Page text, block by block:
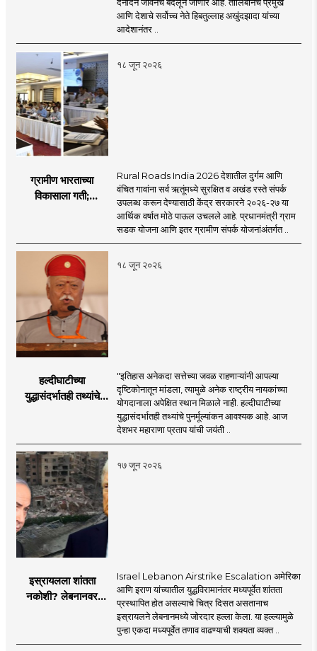
motionlessness and tradition.
be the side of the game.आणि देशाचे सर्वोच्च नेते हिबतुल्लाह अखुंदझादा यांच्या
आदेशानंतर ..
१८ जून २०२६
ग्रामीण भारताच्या
विकासाला गती;
लक्ष्य!
Rural Roads India 2026 देशातील दुर्गम आणि
वंचित गावांना सर्व ऋतूंमध्ये सुरक्षित व अखंड रस्ते संपर्क
उपलब्ध करून देण्यासाठी केंद्र सरकारने २०२६-२७ या
आर्थिक वर्षात मोठे पाऊल उचलले आहे. प्रधानमंत्री ग्राम
सडक योजना आणि इतर ग्रामीण संपर्क योजनांअंतर्गत ..
१८ जून २०२६
हल्दीघाटीच्या
युद्धासंदर्भातही तथ्यांचे
मोहनजी भागवत
"इतिहास अनेकदा सत्तेच्या जवळ राहणाऱ्यांनी आपल्या
दृष्टिकोनातून मांडला, त्यामुळे अनेक राष्ट्रीय नायकांच्या
योगदानाला अपेक्षित स्थान मिळाले नाही. हल्दीघाटीच्या
युद्धासंदर्भातही तथ्यांचे पुनर्मूल्यांकन आवश्यक आहे. आज
देशभर महाराणा प्रताप यांची जयंती ..
१७ जून २०२६
इस्रायलला शांतता
नकोशी? लेबनानवर
इराण-अमेरिकेत आरोप-
Israel Lebanon Airstrike Escalation अमेरिका
आणि इराण यांच्यातील युद्धविरामानंतर मध्यपूर्वेत शांतता
प्रस्थापित होत असल्याचे चित्र दिसत असतानाच
इस्रायलने लेबनानमध्ये जोरदार हल्ला केला. या हल्ल्यामुळे
पुन्हा एकदा मध्यपूर्वेत तणाव वाढण्याची शक्यता व्यक्त ..